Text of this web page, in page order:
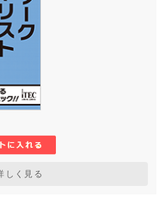
しく見る